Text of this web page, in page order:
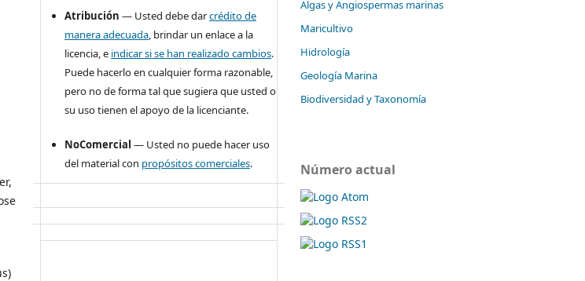
Atribución — Usted debe darcrédito de
manera adecuada, brindar un enlace a la
licencia, e indicar si se han realizado cambios.
Puede hacerlo en cualquier forma razonable,
pero no de forma tal que sugiera que usted o
su uso tienen el apoyo de la licenciante.
NoComercial — Usted no puede hacer uso
del material con propósitos comerciales.
Algas y Angiospermas marinas
Maricultivo
Hidrología
Geología Marina
Biodiversidad y Taxonomía
Número actual